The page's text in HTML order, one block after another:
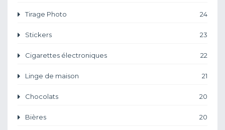
Tirage Photo 24
Stickers 23
Cigarettes électroniques 22
Linge de maison 21
Chocolats 20
Bières 20